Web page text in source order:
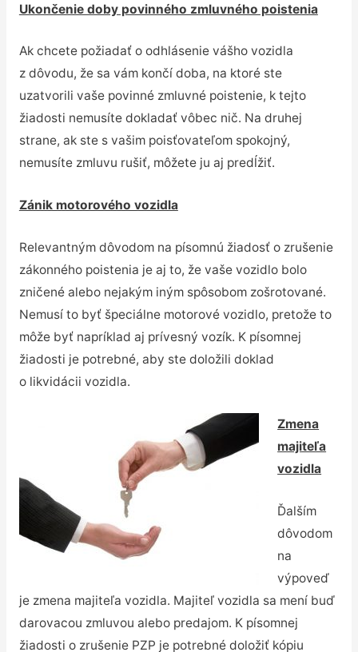
Ukončenie doby povinného zmluvného poistenia
Ak chcete požiadať o odhlásenie vášho vozidla
z dôvodu, že sa vám končí doba, na ktoré ste
uzatvorili vaše povinné zmluvné poistenie, k tejto
žiadosti nemusíte dokladať vôbec nič. Na druhej
strane, ak ste s vašim poisťovateľom spokojný,
nemusíte zmluvu rušiť, môžete ju aj predĺžiť.
Zánik motorového vozidla
Relevantným dôvodom na písomnú žiadosť o zrušenie
zákonného poistenia je aj to, že vaše vozidlo bolo
zničené alebo nejakým iným spôsobom zošrotované.
Nemusí to byť špeciálne motorové vozidlo, pretože to
môže byť napríklad aj prívesný vozík. K písomnej
žiadosti je potrebné, aby ste doložili doklad
o likvidácii vozidla.
Zmena
majiteľa
vozidla
Ďalším
dôvodom
na
výpoveď
je zmena majiteľa vozidla. Majiteľ vozidla sa mení buď
darovacou zmluvou alebo predajom. K písomnej
žiadosti o zrušenie PZP je potrebné doložiť kópiu